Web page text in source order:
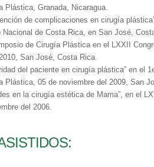
Plástica, Granada, Nicaragua.
de complicaciones en cirugía
de Costa Rica, en San José,
de Cirugía Plástica en el LXXII
San José, Costa Rica.
del paciente en cirugía plástica” en el
Plástica, 05 de noviembre del 2009, San
en la cirugía estética de Mama”, en el
del 2006.